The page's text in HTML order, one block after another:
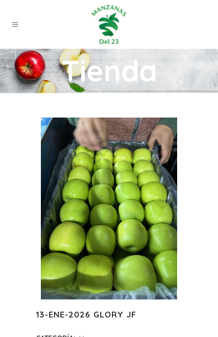
Tienda
13-ENE-2026 GLORY JF